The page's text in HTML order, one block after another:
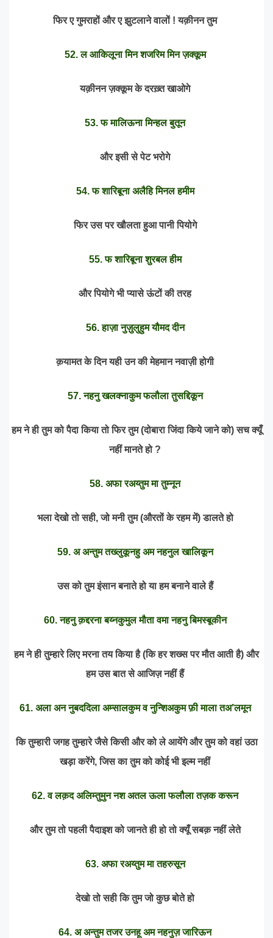
फिर ए गुमराहों और ए झुटलाने वालों ! यक़ीनन तुम
52. ल आकिलूना मिन शजरिम मिन ज़क्कूम
यक़ीनन ज़क्कूम के दरख़्त खाओगे
53. फ मालिऊना मिन्हल बुतून
और इसी से पेट भरोगे
54. फ शारिबूना अलैहि मिनल हमीम
फिर उस पर खौलता हुआ पानी पियोगे
55. फ शारिबूना शुरबल हीम
और पियोगे भी प्यासे ऊंटों की तरह
56. हाज़ा नुज़ुलुहुम यौमद दीन
क़यामत के दिन यही उन की मेहमान नवाज़ी होगी
57. नहनु खलक्नाकुम फलौला तुसद्दिकून
हम ने ही तुम को पैदा किया तो फिर तुम (दोबारा जिंदा किये जाने को) सच क्यूँ
नहीं मानते हो ?
58. अफा रअय्तुम मा तुम्नून
भला देखो तो सही, जो मनी तुम (औरतों के रहम में) डालते हो
59. अ अन्तुम तख्लुकूनहु अम नहनुल खालिकून
उस को तुम इंसान बनाते हो या हम बनाने वाले हैं
60. नहनु क़द्दरना बय्नकुमुल मौता वमा नहनु बिमस्बूकीन
हम ने ही तुम्हारे लिए मरना तय किया है (कि हर शख्स पर मौत आती है) और
हम उस बात से आजिज़ नहीं हैं
61. अला अन नुबददिला अम्सालकुम व नुन्शिअकुम फ़ी माला तअ’लमून
कि तुम्हारी जगह तुम्हारे जैसे किसी और को ले आयेंगे और तुम को वहां उठा
खड़ा करेंगे, जिस का तुम को कोई भी इल्म नहीं
62. व लक़द अलिम्तुमुन नश अतल ऊला फलौला तज़क करून
और तुम तो पहली पैदाइश को जानते ही हो तो क्यूँ सबक़ नहीं लेते
63. अफा रअय्तुम मा तहरुसून
देखो तो सही कि तुम जो कुछ बोते हो
64. अ अन्तुम तजर उनहू अम नहनुज़ जारिऊन